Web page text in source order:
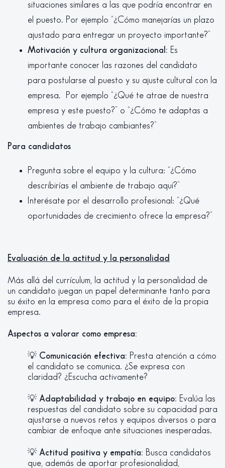
situaciones similares a las que podría encontrar en
el puesto. Por ejemplo “¿Cómo manejarías un plazo
ajustado para entregar un proyecto importante?”
Motivación y cultura organizacional: Es
importante conocer las razones del candidato
para postularse al puesto y su ajuste cultural con la
empresa. Por ejemplo “¿Qué te atrae de nuestra
empresa y este puesto?” o “¿Cómo te adaptas a
ambientes de trabajo cambiantes?”
Para candidatos
Pregunta sobre el equipo y la cultura: “¿Cómo
describirías el ambiente de trabajo aquí?”
Interésate por el desarrollo profesional: “¿Qué
oportunidades de crecimiento ofrece la empresa?”
Evaluación de la actitud y la personalidad
Más allá del currículum, la actitud y la personalidad de
un candidato juegan un papel determinante tanto para
su éxito en la empresa como para el éxito de la propia
empresa.
Aspectos a valorar como empresa:
💡 Comunicación efectiva: Presta atención a cómo
el candidato se comunica. ¿Se expresa con
claridad? ¿Escucha activamente?
💡 Adaptabilidad y trabajo en equipo: Evalúa las
respuestas del candidato sobre su capacidad para
ajustarse a nuevos retos y equipos diversos o para
cambiar de enfoque ante situaciones inesperadas.
💡 Actitud positiva y empatía: Busca candidatos
que, además de aportar profesionalidad,